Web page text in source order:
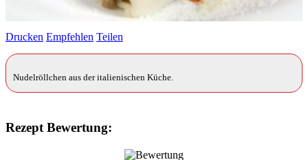
Drucken Empfehlen Teilen
Nudelröllchen aus der italienischen Küche.
Rezept Bewertung: